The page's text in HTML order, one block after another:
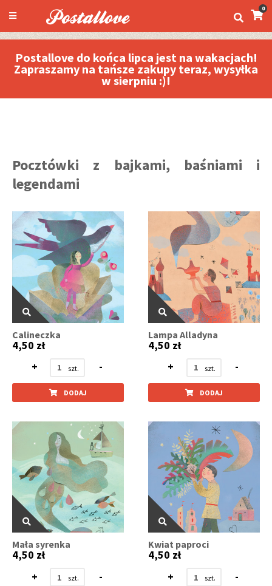
0
Postallove do końca lipca jest na wakacjach!
Zapraszamy na tańsze zakupy teraz, wysyłka
w sierpniu :)!
Pocztówki z bajkami, baśniami i
legendami
Calineczka
4,50 zł
+
-
DODAJ
Lampa Alladyna
4,50 zł
+
-
DODAJ
Mała syrenka
4,50 zł
+
-
Kwiat paproci
4,50 zł
+
-